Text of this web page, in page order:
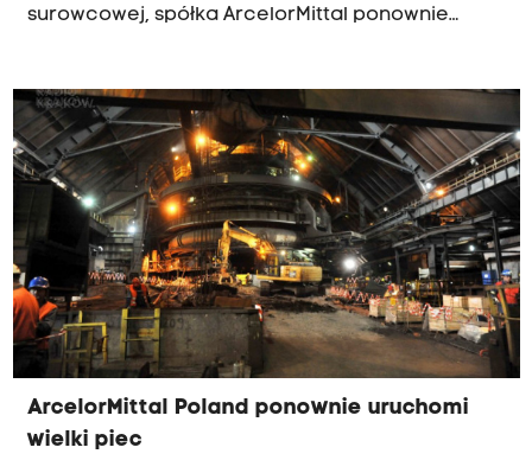
surowcowej, spółka ArcelorMittal ponownie
urlopach, pozostali zostali oddelegowani do
pracy w zakładzie w Dąbrowie Górniczej.
ArcelorMittal Poland ponownie uruchomi
wielki piec